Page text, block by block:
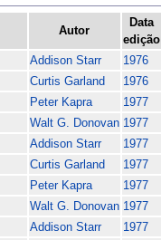
Autor
Data
edição
Addison Starr 1976
Curtis Garland 1976
Peter Kapra 1977
Walt G. Donovan 1977
Addison Starr 1977
Curtis Garland 1977
Peter Kapra 1977
Walt G. Donovan 1977
Addison Starr 1977